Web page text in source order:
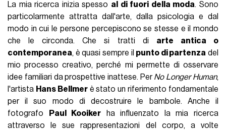
La mia ricerca inizia spesso al di fuori della moda. Sono
particolarmente attratta dall'arte, dalla psicologia e dal
modo in cui le persone percepiscono se stesse e il mondo
che le circonda. Che si tratti di arte antica o
contemporanea, è quasi sempre il punto di partenza del
mio processo creativo, perché mi permette di osservare
idee familiari da prospettive inattese. PerNo Longer Human,
l'artista Hans Bellmerè stato un riferimento fondamentale
per il suo modo di decostruire le bambole. Anche il
fotografo
Paul Kooiker ha influenzato la mia ricerca
attraverso le sue rappresentazioni del corpo, a volte